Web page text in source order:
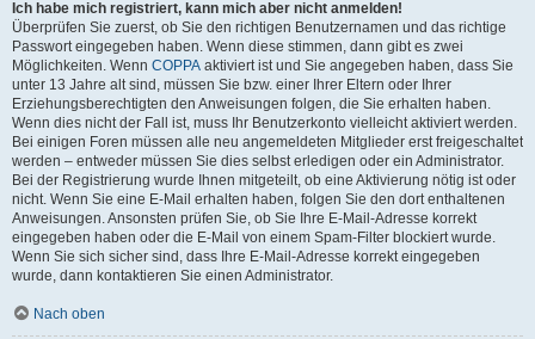
Ich habe mich registriert, kann mich aber nicht anmelden!
Überprüfen Sie zuerst, ob Sie den richtigen Benutzernamen und das richtige
Passwort eingegeben haben. Wenn diese stimmen, dann gibt es zwei
Möglichkeiten. Wenn COPPA aktiviert ist und Sie angegeben haben, dass Sie
unter 13 Jahre alt sind, müssen Sie bzw. einer Ihrer Eltern oder Ihrer
Erziehungsberechtigten den Anweisungen folgen, die Sie erhalten haben.
Wenn dies nicht der Fall ist, muss Ihr Benutzerkonto vielleicht aktiviert werden.
Bei einigen Foren müssen alle neu angemeldeten Mitglieder erst freigeschaltet
werden – entweder müssen Sie dies selbst erledigen oder ein Administrator.
Bei der Registrierung wurde Ihnen mitgeteilt, ob eine Aktivierung nötig ist oder
nicht. Wenn Sie eine E-Mail erhalten haben, folgen Sie den dort enthaltenen
Anweisungen. Ansonsten prüfen Sie, ob Sie Ihre E-Mail-Adresse korrekt
eingegeben haben oder die E-Mail von einem Spam-Filter blockiert wurde.
Wenn Sie sich sicher sind, dass Ihre E-Mail-Adresse korrekt eingegeben
wurde, dann kontaktieren Sie einen Administrator.
Nach oben